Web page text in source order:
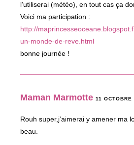
l’utiliserai (météo), en tout cas ça
Voici ma participation :
http://
un-monde-de-reve.html
bonne journée !
Maman Marmotte 11 OCTOBRE
Rouh super,j’aimerai y amener ma
beau.